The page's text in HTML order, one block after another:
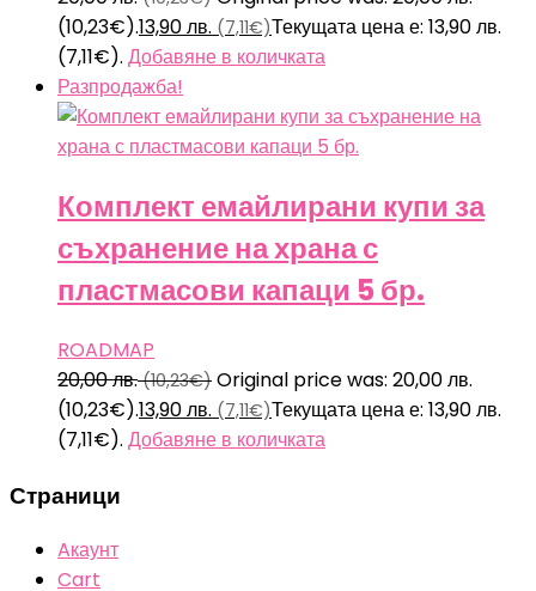
(10,23€).13,90лв. (7,11€)Текущата цена е: 13,90 лв.
(7,11€). Добавяне в количката
Разпродажба!
Комплект емайлирани купи за
съхранение на храна с
пластмасови капаци 5 бр.
ROADMAP
20,00лв.(10,23€) Original price was: 20,00 лв.
(10,23€).13,90лв. (7,11€)Текущата цена е: 13,90 лв.
(7,11€). Добавяне в количката
Страници
Aкаунт
Cart